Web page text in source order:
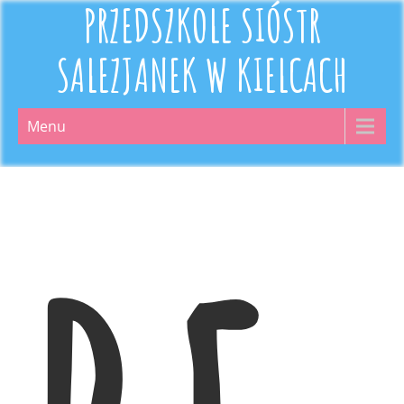
PRZEDSZKOLE SIÓSTR
SALEZJANEK W KIELCACH
Menu